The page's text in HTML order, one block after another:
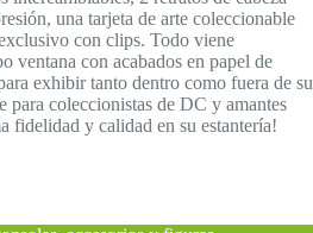
una tarjeta de arte coleccionable
con clips. Todo viene
ventana con acabados en papel de
exhibir tanto dentro como fuera de su
para coleccionistas de DC y amantes
fidelidad y calidad en su estantería!